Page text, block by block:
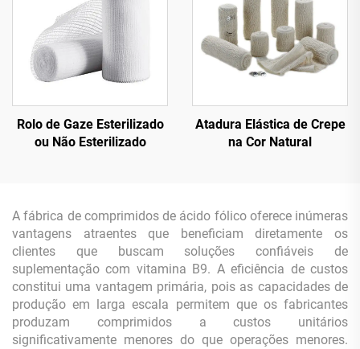
Rolo de Gaze Esterilizado
ou Não Esterilizado
Atadura Elástica de Crepe
na Cor Natural
A fábrica de comprimidos de ácido fólico oferece inúmeras
vantagens atraentes que beneficiam diretamente os
clientes que buscam soluções confiáveis de
suplementação com vitamina B9. A eficiência de custos
constitui uma vantagem primária, pois as capacidades de
produção em larga escala permitem que os fabricantes
produzam comprimidos a custos unitários
significativamente menores do que operações menores.